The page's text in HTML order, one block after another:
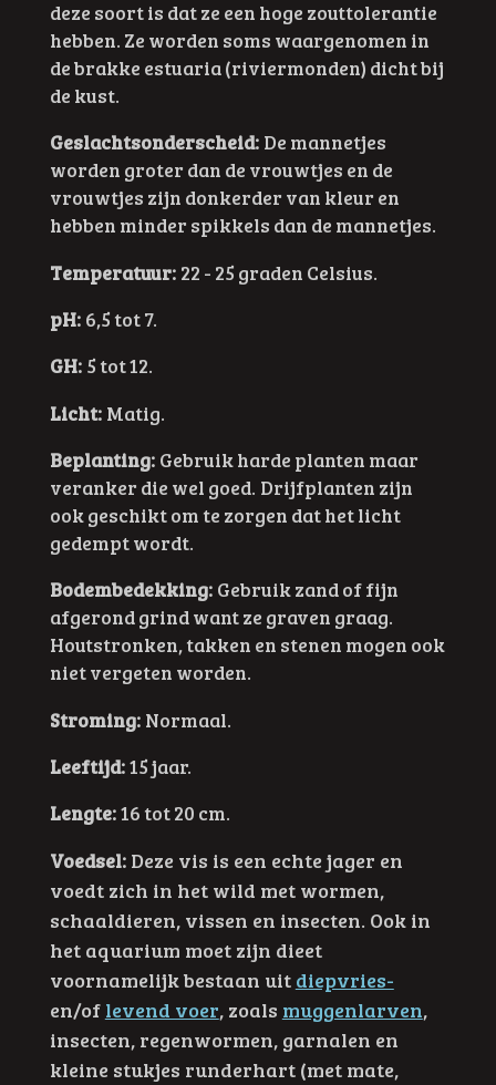
deze soort is dat ze een hoge zouttolerantie
hebben. Ze worden soms waargenomen in
de brakke estuaria (riviermonden) dicht bij
de kust.
Geslachtsonderscheid:De mannetjes
worden groter dan de vrouwtjes en de
vrouwtjes zijn donkerder van kleur en
hebben minder spikkels dan de mannetjes.
Temperatuur:22 - 25 graden Celsius.
pH:6,5 tot 7.
GH:5 tot 12.
Licht:Matig.
Beplanting: Gebruik harde planten maar
veranker die wel goed. Drijfplanten zijn
ook geschikt om te zorgen dat het licht
gedempt wordt.
Bodembedekking:Gebruik zand of fijn
afgerond grind want ze graven graag.
Houtstronken, takken en stenen mogen ook
niet vergeten worden.
Stroming:Normaal.
Leeftijd:15 jaar.
Lengte:16 tot 20 cm.
Voedsel: Deze vis is een echte jager en
voedt zich in het wild met wormen,
schaaldieren, vissen en insecten. Ook in
het aquarium moet zijn dieet
voornamelijk bestaan uit diepvries-
en/of levend voer, zoals muggenlarven,
insecten, regenwormen, garnalen en
kleine stukjes runderhart (met mate,